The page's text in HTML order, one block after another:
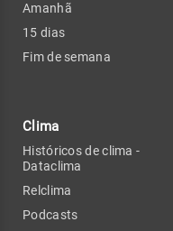
Amanhã
15 dias
Fim de semana
Clima
Históricos de clima -
Dataclima
Relclima
Podcasts